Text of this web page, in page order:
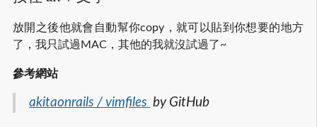
放開之後他就會自動幫你copy，就可以貼到你想要的地方
了，我只試過MAC，其他的我就沒試過了~
參考網站
akitaonrails / vimfiles by GitHub